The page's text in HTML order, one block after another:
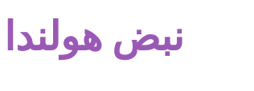
نبض هولندا